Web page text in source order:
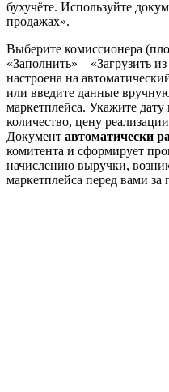
бухучёте. Используйте
продажах».
Выберите комиссионера
«Заполнить» – «Загрузить
настроена на
или введите данные
маркетплейса. Укажите
количество, цену
Документ автоматически
комитента и сформирует
начислению выручки,
маркетплейса перед вами за